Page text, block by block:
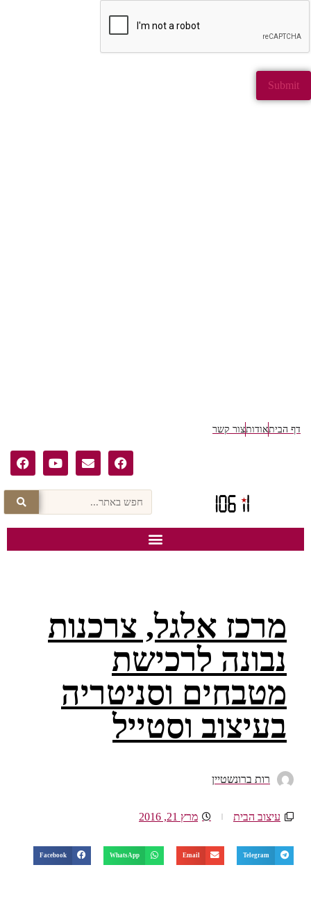
הביתאודותצור קשר
מרכז אלגל, צרכנות
נבונה לרכישת
מטבחים וסניטריה
בעיצוב וסטייל
רות ברונשטיין
עיצוב הבית מרץ 21, 2016
Telegram
Email
WhatsApp
Facebook